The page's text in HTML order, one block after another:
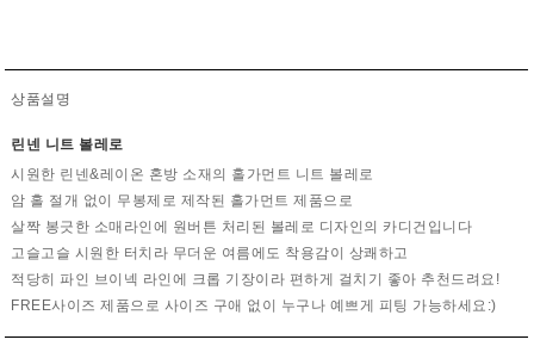
상품설명
린넨 니트 볼레로
시원한 린넨&레이온 혼방 소재의 홀가먼트 니트 볼레로
암 홀 절개 없이 무봉제로 제작된 홀가먼트 제품으로
살짝 봉긋한 소매라인에 원버튼 처리된 볼레로 디자인의 카디건입니다
고슬고슬 시원한 터치라 무더운 여름에도 착용감이 상쾌하고
적당히 파인 브이넥 라인에 크롭 기장이라 편하게 걸치기 좋아 추천드려요!
FREE사이즈 제품으로 사이즈 구애 없이 누구나 예쁘게 피팅 가능하세요:)